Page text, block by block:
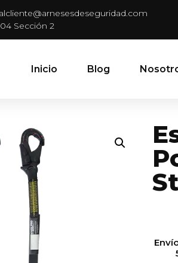
Sección 2
Inicio Blog